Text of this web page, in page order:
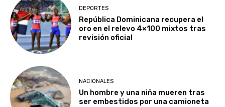
DEPORTES
República Dominicana recupera el
oro en el relevo 4×100 mixtos tras
revisión oficial
NACIONALES
Un hombre y una niña mueren tras
ser embestidos por una camioneta